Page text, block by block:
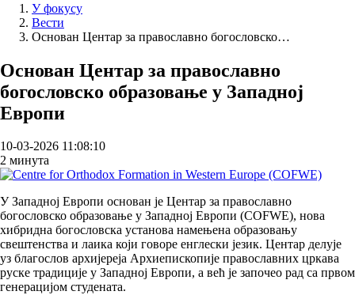
У фокусу
Вести
Основан Центар за православно богословско…
Основан Центар за православно
богословско образовање у Западној
Европи
10-03-2026 11:08:10
2 минута
У Западној Европи основан је Центар за православно
богословско образовање у Западној Европи (COFWE), нова
хибридна богословска установа намењена образовању
свештенства и лаика који говоре енглески језик. Центар делује
уз благослов архијереја Архиепископије православних цркава
руске традиције у Западној Европи, а већ је започео рад са првом
генерацијом студената.